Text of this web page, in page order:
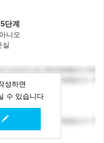
단계
아니오
실
성하면
수 있습니다